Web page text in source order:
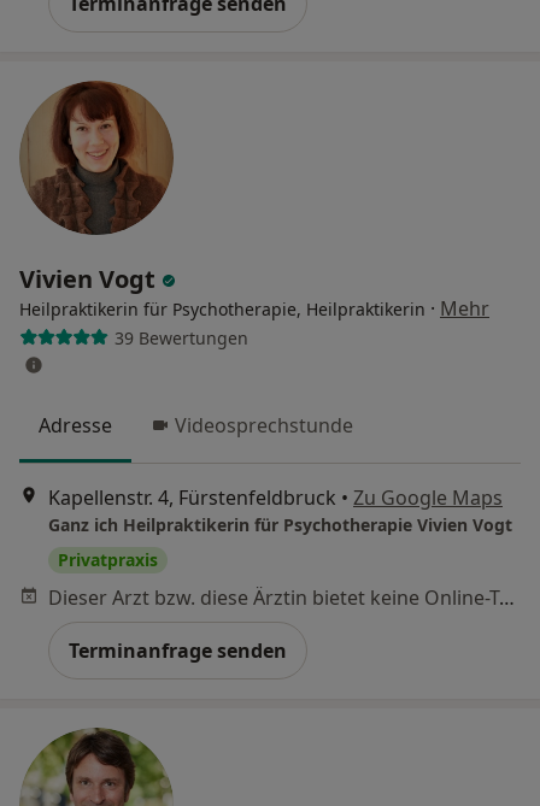
Vivien Vogt
Heilpraktikerin für Psychotherapie, Heilpraktikerin · Mehr
39 Bewertungen
Adresse Videosprechstunde
Kapellenstr. 4, Fürstenfeldbruck • Zu Google Maps
Ganz ich Heilpraktikerin für Psychotherapie Vivien Vogt
Privatpraxis
Dieser Arzt bzw. diese Ärztin bietet keine Online-Terminbuchung an diesem Standort an.
Terminanfrage senden